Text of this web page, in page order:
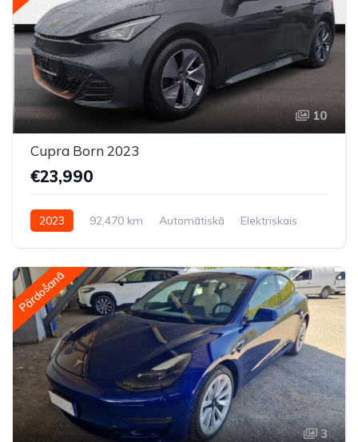
10
Cupra Born 2023
€23,990
2023 92,470 km Automātiskā
Elektriskais
Pārdošanā
3